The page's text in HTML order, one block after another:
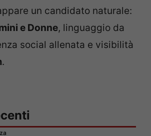
un candidato naturale:
e Donne, linguaggio da
social allenata e visibilità
.